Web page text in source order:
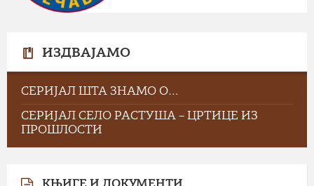
ИЗДВАЈАМО
СЕРИЈАЛ ШТА ЗНАМО О…
СЕРИЈАЛ СЕЛО РАСТУША – ЦРТИЦЕ ИЗ
ПРОШЛОСТИ